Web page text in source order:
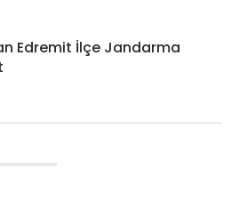
Edremit İlçe Jandarma